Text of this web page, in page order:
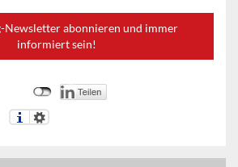
Newsletter abonnieren und immer
informiert sein!